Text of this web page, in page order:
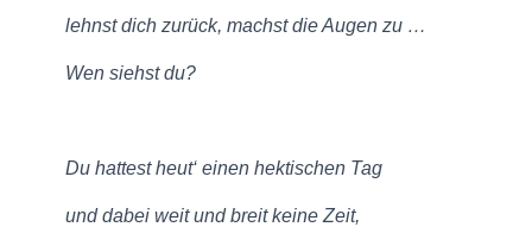
lehnst dich zurück, machst die Augen zu …
Wen siehst du?
Du hattest heut‘ einen hektischen Tag
und dabei weit und breit keine Zeit,